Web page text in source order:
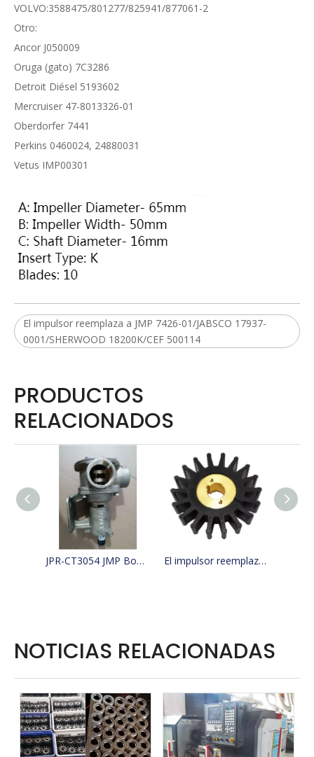
VOLVO:3588475/801277/825941/877061-2
Otro:
Ancor J050009
Oruga (gato) 7C3286
Detroit Diésel 5193602
Mercruiser 47-8013326-01
Oberdorfer 7441
Perkins 0460024, 24880031
Vetus IMP00301
El impulsor reemplaza a JMP 7426-01/JABSCO 17937-
0001/SHERWOOD 18200K/CEF 500114
PRODUCTOS
RELACIONADOS
JPR-CT3054 JMP Bomba de agua de mar para barco de refrigeración reemplaza 4255411, 425-5411, Jabsco 29630-1301S, W100000 El impulsor reemplaza a JMP 9500-01/JABSCO 15780-0000/JOHNSON 15299-1000
NOTICIAS RELACIONADAS